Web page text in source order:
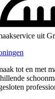
uit
tot en met